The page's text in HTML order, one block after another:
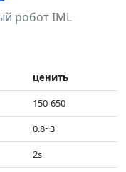
робот IML
ценить
150-650
0.8~3
2s